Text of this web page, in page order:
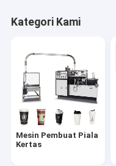
Mesin Pemotong
Mesin Tutup Piala
Bahan Baku Piala
Kategori Kami
Mesin Pembuat Piala
Kertas